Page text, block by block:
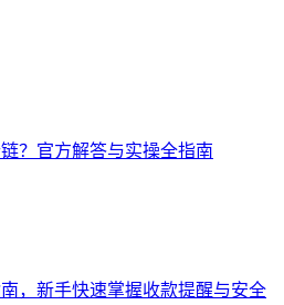
？官方解答与实操全指南
，新手快速掌握收款提醒与安全